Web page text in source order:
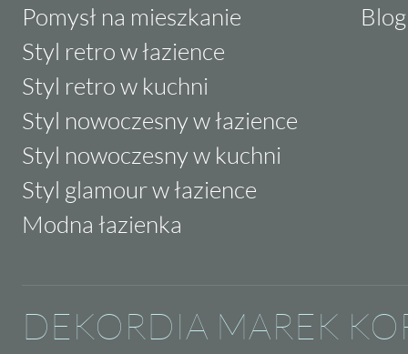
Pomysł na mieszkanie
Styl retro w łazience
Styl retro w kuchni
Styl nowoczesny w łazience
Styl nowoczesny w kuchni
Styl glamour w łazience
Modna łazienka
Blog
DEKORDIA MAREK